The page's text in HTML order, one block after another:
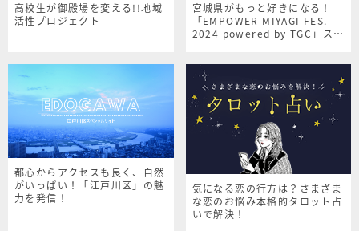
高校生が御殿場を変える!!地域
活性プロジェクト
宮城県がもっと好きになる！
「EMPOWER MIYAGI FES.
2024 powered by TGC」スペ
都心からアクセスも良く、自然
がいっぱい！「江戸川区」の魅
力を発信！
気になる恋の行方は？さまざま
な恋のお悩み本格的タロット占
いで解決！